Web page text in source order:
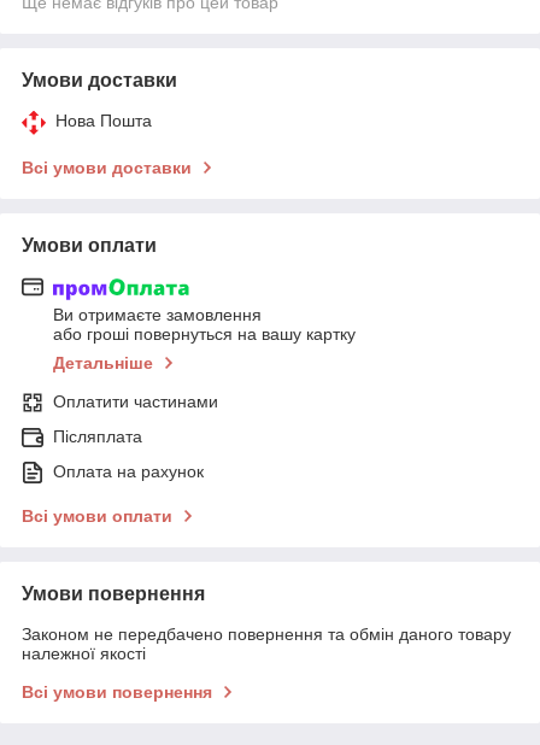
Умови доставки
Нова Пошта
Всі умови доставки
Умови оплати
Ви отримаєте замовлення
або гроші повернуться на вашу картку
Детальніше
Оплатити частинами
Післяплата
Оплата на рахунок
Всі умови оплати
Умови повернення
Законом не передбачено повернення та обмін даного товару
належної якості
Всі умови повернення